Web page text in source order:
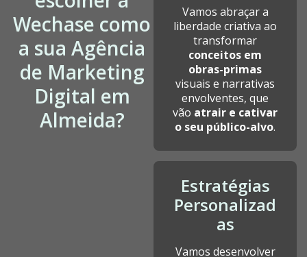
Wechase como
a sua Agência
de Marketing
Digital em
Almeida?
Vamos abraçar a
liberdade criativa ao
transformar
conceitos em
obras-primas
visuais e narrativas
envolventes, que
vão atrair e cativar
o seu público-alvo.
Estratégias
Personalizad
as
Vamos desenvolver